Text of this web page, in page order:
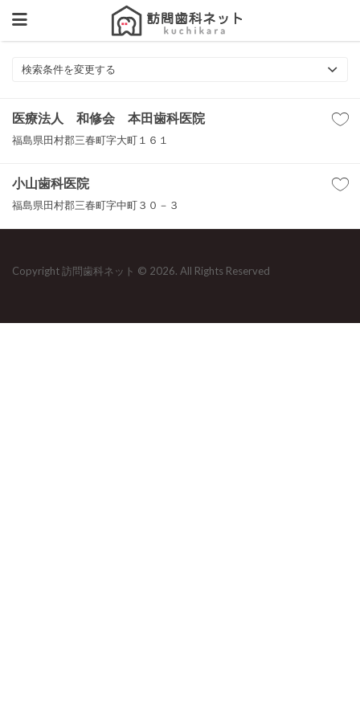
検索条件を変更する
医療法人 和修会 本田歯科医院
福島県田村郡三春町字大町１６１
小山歯科医院
福島県田村郡三春町字中町３０－３
Copyright 訪問歯科ネット © 2026. All Rights Reserved